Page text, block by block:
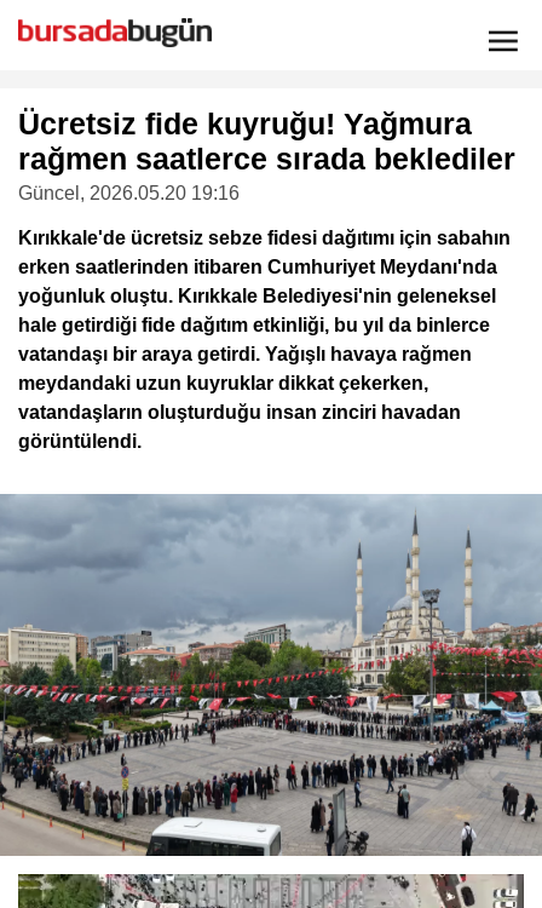
Ücretsiz fide kuyruğu! Yağmura
rağmen saatlerce sırada beklediler
Güncel , 2026.05.20 19:16
Kırıkkale'de ücretsiz sebze fidesi dağıtımı için sabahın
erken saatlerinden itibaren Cumhuriyet Meydanı'nda
yoğunluk oluştu. Kırıkkale Belediyesi'nin geleneksel
hale getirdiği fide dağıtım etkinliği, bu yıl da binlerce
vatandaşı bir araya getirdi. Yağışlı havaya rağmen
meydandaki uzun kuyruklar dikkat çekerken,
vatandaşların oluşturduğu insan zinciri havadan
görüntülendi.